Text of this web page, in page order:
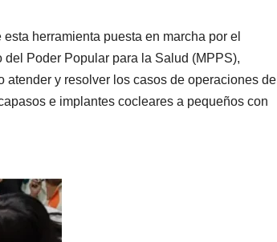
herramienta puesta en marcha por el
Poder Popular para la Salud (MPPS),
y resolver los casos de operaciones de
e implantes cocleares a pequeños con